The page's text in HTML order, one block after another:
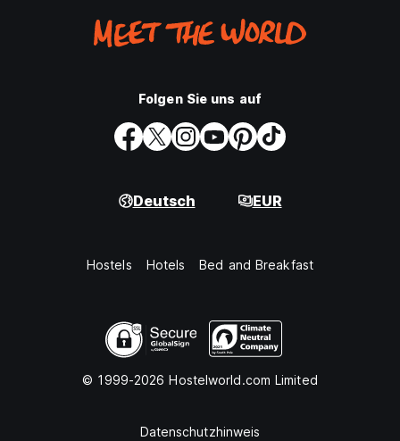
Folgen Sie uns auf
Deutsch EUR
Hostels Hotels Bed and Breakfast
© 1999-2026 Hostelworld.com Limited
Datenschutzhinweis